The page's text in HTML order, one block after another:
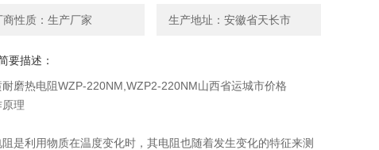
商性质：生产厂家 生产地址：安徽省天长市
要描述：
耐磨热电阻WZP-220NM,WZP2-220NM山西省运城市价格
原理
是利用物质在温度变化时，其电阻也随着发生变化的特征来测